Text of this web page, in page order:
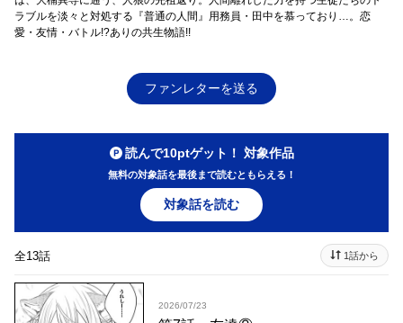
ラブルを淡々と対処する『普通の人間』用務員・田中を慕っており…。恋
愛・友情・バトル!?ありの共生物語!!
ファンレターを送る
読んで10ptゲット！ 対象作品
無料の対象話を最後まで読むともらえる！
対象話を読む
全13話 1話から
2026/07/23